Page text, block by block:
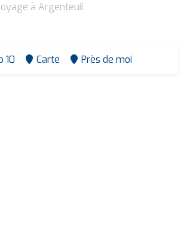
à Argenteuil
10 Carte Près de moi